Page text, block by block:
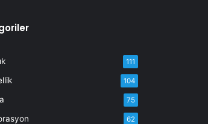
111
104
75
62